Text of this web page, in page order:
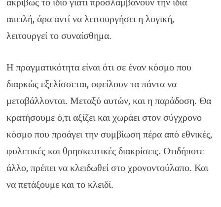
απειλή, άρα αντί να λειτουργήσει η λογική,
λειτουργεί το συναίσθημα.
Η πραγματικότητα είναι ότι σε έναν κόσμο που
διαρκώς εξελίσσεται, οφείλουν τα πάντα να
μεταβάλλονται. Μεταξύ αυτών, και η παράδοση. Θα
κρατήσουμε ό,τι αξίζει και χωράει στον σύγχρονο
κόσμο που προάγει την συμβίωση πέρα από εθνικές,
φυλετικές και θρησκευτικές διακρίσεις. Οτιδήποτε
άλλο, πρέπει να κλειδωθεί στο χρονοντούλαπο. Και
να πετάξουμε και το κλειδί.